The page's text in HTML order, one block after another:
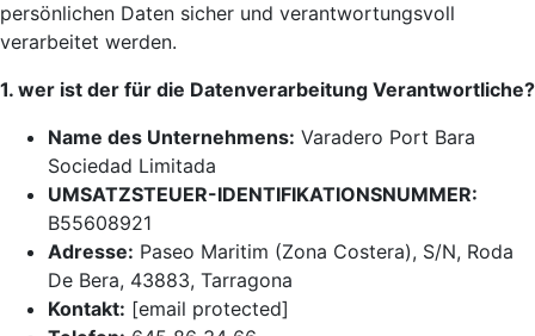
persönlichen Daten sicher und verantwortungsvoll
verarbeitet werden.
1. wer ist der für die Datenverarbeitung Verantwortliche?
Name des Unternehmens: Varadero Port Bara
Sociedad Limitada
UMSATZSTEUER-IDENTIFIKATIONSNUMMER:
B55608921
Adresse: Paseo Maritim (Zona Costera), S/N, Roda
De Bera, 43883, Tarragona
Kontakt: [email protected]